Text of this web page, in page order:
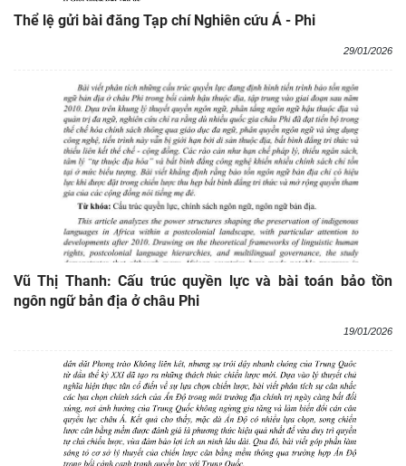
Thể lệ gửi bài đăng Tạp chí Nghiên cứu Á - Phi
29/01/2026
Vũ Thị Thanh: Cấu trúc quyền lực và bài toán bảo tồn
ngôn ngữ bản địa ở châu Phi
19/01/2026